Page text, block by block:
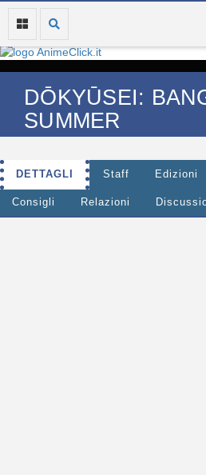
DŌKYŪSEI:
SUMMER
DETTAGLI Staff Edizioni
Consigli Relazioni